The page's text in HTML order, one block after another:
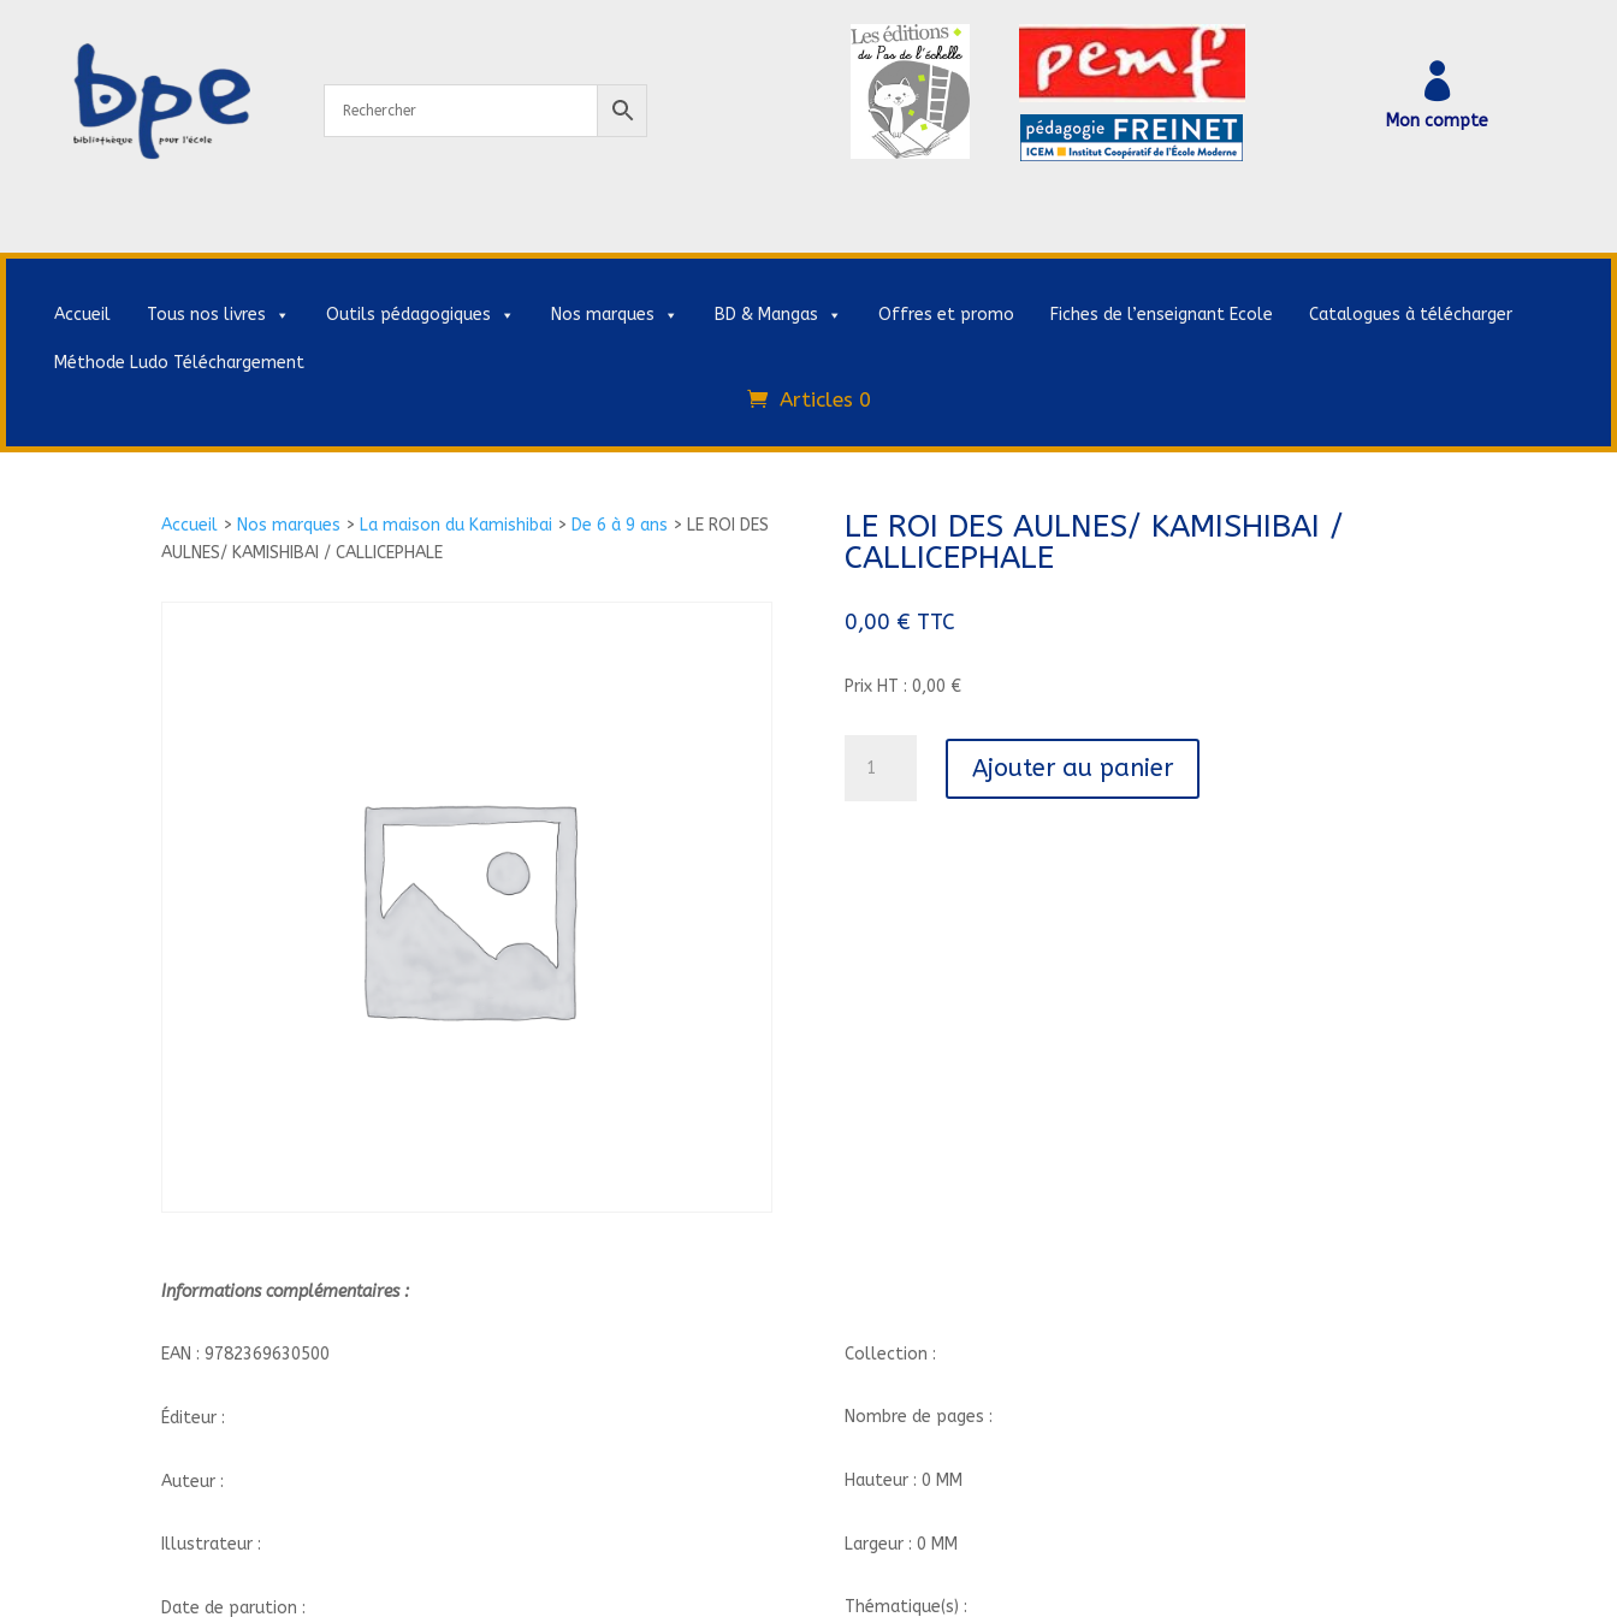

Mon compte
Accueil Tous nos livres Outils pédagogiques Nos marques BD & Mangas Offres et promo Fiches de l’enseignant Ecole Catalogues à télécharger
Méthode Ludo Téléchargement
Articles 0
Accueil > Nos marques > La maison du Kamishibai > De 6 à 9 ans > LE ROI DES
AULNES/ KAMISHIBAI / CALLICEPHALE
LE ROI DES AULNES/ KAMISHIBAI /
CALLICEPHALE
0,00 € TTC
Prix HT : 0,00 €
Ajouter au panier
Informations complémentaires :
EAN : 9782369630500
Éditeur :
Auteur :
Illustrateur :
Date de parution :
Collection :
Nombre de pages :
Hauteur : 0 MM
Largeur : 0 MM
Thématique(s) :